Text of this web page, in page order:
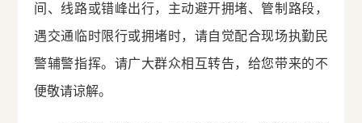
间、线路或错峰出行，主动避开拥堵、管制路段，
遇交通临时限行或拥堵时，请自觉配合现场执勤民
警辅警指挥。请广大群众相互转告，给您带来的不
便敬请谅解。